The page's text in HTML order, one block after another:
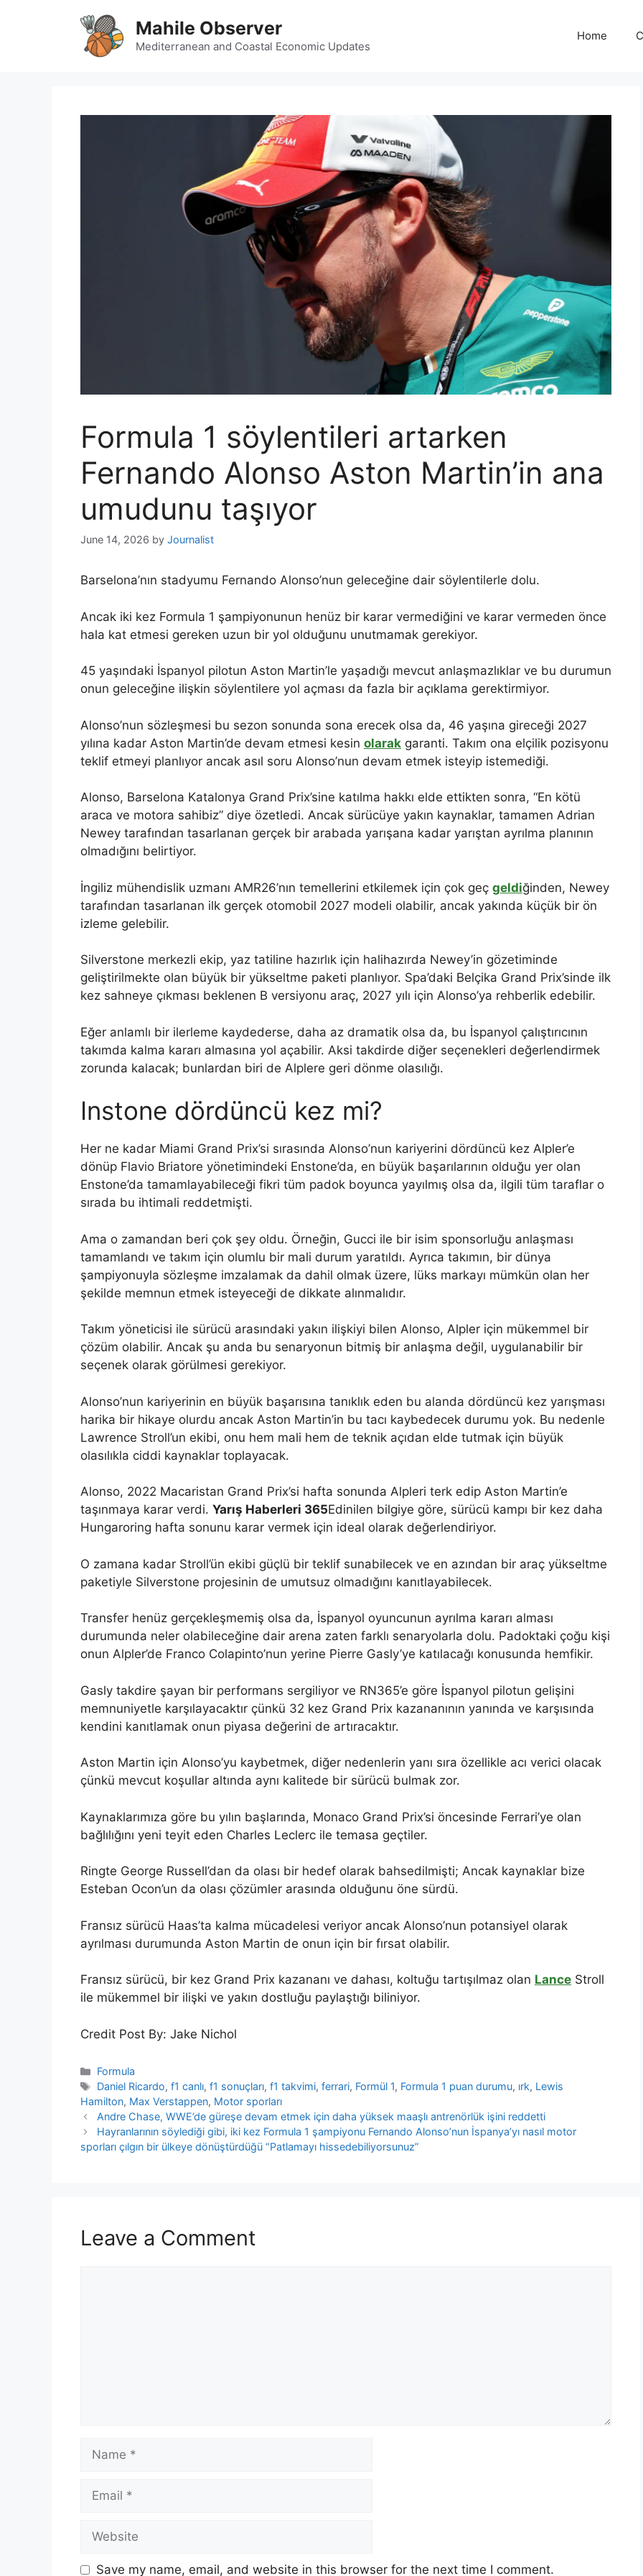
Mahile Observer
Mediterranean and Coastal Economic Updates
Home
Formula 1 söylentileri artarken
Fernando Alonso Aston Martin’in ana
umudunu taşıyor
June 14, 2026 by Journalist
Barselona’nın stadyumu Fernando Alonso’nun geleceğine dair söylentilerle dolu.
Ancak iki kez Formula 1 şampiyonunun henüz bir karar vermediğini ve karar vermeden önce
hala kat etmesi gereken uzun bir yol olduğunu unutmamak gerekiyor.
45 yaşındaki İspanyol pilotun Aston Martin’le yaşadığı mevcut anlaşmazlıklar ve bu durumun
onun geleceğine ilişkin söylentilere yol açması da fazla bir açıklama gerektirmiyor.
Alonso’nun sözleşmesi bu sezon sonunda sona erecek olsa da, 46 yaşına gireceği 2027
yılına kadar Aston Martin’de devam etmesi kesin olarak garanti. Takım ona elçilik pozisyonu
teklif etmeyi planlıyor ancak asıl soru Alonso’nun devam etmek isteyip istemediği.
Alonso, Barselona Katalonya Grand Prix’sine katılma hakkı elde ettikten sonra, “En kötü
araca ve motora sahibiz” diye özetledi. Ancak sürücüye yakın kaynaklar, tamamen Adrian
Newey tarafından tasarlanan gerçek bir arabada yarışana kadar yarıştan ayrılma planının
olmadığını belirtiyor.
İngiliz mühendislik uzmanı AMR26’nın temellerini etkilemek için çok geç geldiğinden, Newey
tarafından tasarlanan ilk gerçek otomobil 2027 modeli olabilir, ancak yakında küçük bir ön
izleme gelebilir.
Silverstone merkezli ekip, yaz tatiline hazırlık için halihazırda Newey’in gözetiminde
geliştirilmekte olan büyük bir yükseltme paketi planlıyor. Spa’daki Belçika Grand Prix’sinde ilk
kez sahneye çıkması beklenen B versiyonu araç, 2027 yılı için Alonso’ya rehberlik edebilir.
Eğer anlamlı bir ilerleme kaydederse, daha az dramatik olsa da, bu İspanyol çalıştırıcının
takımda kalma kararı almasına yol açabilir. Aksi takdirde diğer seçenekleri değerlendirmek
zorunda kalacak; bunlardan biri de Alplere geri dönme olasılığı.
Instone dördüncü kez mi?
Her ne kadar Miami Grand Prix’si sırasında Alonso’nun kariyerini dördüncü kez Alpler’e
dönüp Flavio Briatore yönetimindeki Enstone’da, en büyük başarılarının olduğu yer olan
Enstone’da tamamlayabileceği fikri tüm padok boyunca yayılmış olsa da, ilgili tüm taraflar o
sırada bu ihtimali reddetmişti.
Ama o zamandan beri çok şey oldu. Örneğin, Gucci ile bir isim sponsorluğu anlaşması
tamamlandı ve takım için olumlu bir mali durum yaratıldı. Ayrıca takımın, bir dünya
şampiyonuyla sözleşme imzalamak da dahil olmak üzere, lüks markayı mümkün olan her
şekilde memnun etmek isteyeceği de dikkate alınmalıdır.
Takım yöneticisi ile sürücü arasındaki yakın ilişkiyi bilen Alonso, Alpler için mükemmel bir
çözüm olabilir. Ancak şu anda bu senaryonun bitmiş bir anlaşma değil, uygulanabilir bir
seçenek olarak görülmesi gerekiyor.
Alonso’nun kariyerinin en büyük başarısına tanıklık eden bu alanda dördüncü kez yarışması
harika bir hikaye olurdu ancak Aston Martin’in bu tacı kaybedecek durumu yok. Bu nedenle
Lawrence Stroll’un ekibi, onu hem mali hem de teknik açıdan elde tutmak için büyük
olasılıkla ciddi kaynaklar toplayacak.
Alonso, 2022 Macaristan Grand Prix’si hafta sonunda Alpleri terk edip Aston Martin’e
taşınmaya karar verdi. Yarış Haberleri 365Edinilen bilgiye göre, sürücü kampı bir kez daha
Hungaroring hafta sonunu karar vermek için ideal olarak değerlendiriyor.
O zamana kadar Stroll’ün ekibi güçlü bir teklif sunabilecek ve en azından bir araç yükseltme
paketiyle Silverstone projesinin de umutsuz olmadığını kanıtlayabilecek.
Transfer henüz gerçekleşmemiş olsa da, İspanyol oyuncunun ayrılma kararı alması
durumunda neler olabileceğine dair arena zaten farklı senaryolarla dolu. Padoktaki çoğu kişi
onun Alpler’de Franco Colapinto’nun yerine Pierre Gasly’ye katılacağı konusunda hemfikir.
Gasly takdire şayan bir performans sergiliyor ve RN365’e göre İspanyol pilotun gelişini
memnuniyetle karşılayacaktır çünkü 32 kez Grand Prix kazananının yanında ve karşısında
kendini kanıtlamak onun piyasa değerini de artıracaktır.
Aston Martin için Alonso’yu kaybetmek, diğer nedenlerin yanı sıra özellikle acı verici olacak
çünkü mevcut koşullar altında aynı kalitede bir sürücü bulmak zor.
Kaynaklarımıza göre bu yılın başlarında, Monaco Grand Prix’si öncesinde Ferrari’ye olan
bağlılığını yeni teyit eden Charles Leclerc ile temasa geçtiler.
Ringte George Russell’dan da olası bir hedef olarak bahsedilmişti; Ancak kaynaklar bize
Esteban Ocon’un da olası çözümler arasında olduğunu öne sürdü.
Fransız sürücü Haas’ta kalma mücadelesi veriyor ancak Alonso’nun potansiyel olarak
ayrılması durumunda Aston Martin de onun için bir fırsat olabilir.
Fransız sürücü, bir kez Grand Prix kazananı ve dahası, koltuğu tartışılmaz olan Lance Stroll
ile mükemmel bir ilişki ve yakın dostluğu paylaştığı biliniyor.
Credit Post By: Jake Nichol
Categories
Formula
Tags
Daniel Ricardo,f1 canlı,f1 sonuçları,f1 takvimi,ferrari, Formül 1, Formula 1 puan durumu, ırk, Lewis
Hamilton, Max Verstappen, Motor sporları
Andre Chase, WWE’de güreşe devam etmek için daha yüksek maaşlı antrenörlük işini reddetti
Hayranlarının söylediği gibi, iki kez Formula 1 şampiyonu Fernando Alonso’nun İspanya’yı nasıl motor
sporları çılgın bir ülkeye dönüştürdüğü “Patlamayı hissedebiliyorsunuz”
Leave a Comment
Name
Email
Website
Save my name, email, and website in this browser for the next time I comment.